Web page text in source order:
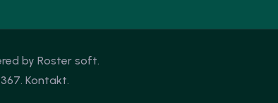
by Roster soft.
Kontakt.